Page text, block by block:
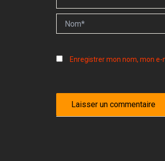
Enregistrer mon nom, mon